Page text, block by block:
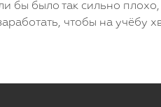
бы было так сильно
чтобы на учёбу